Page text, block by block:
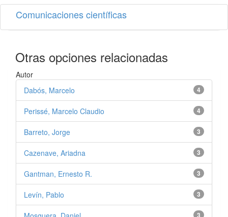
Comunicaciones científicas
Otras opciones relacionadas
Autor
4
Dabós, Marcelo
4
Perissé, Marcelo Claudio
3
Barreto, Jorge
3
Cazenave, Ariadna
3
Gantman, Ernesto R.
3
Levín, Pablo
3